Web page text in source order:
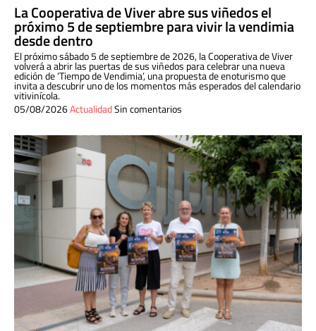
La Cooperativa de Viver abre sus viñedos el
próximo 5 de septiembre para vivir la vendimia
desde dentro
El próximo sábado 5 de septiembre de 2026, la Cooperativa de Viver
volverá a abrir las puertas de sus viñedos para celebrar una nueva
edición de ‘Tiempo de Vendimia’, una propuesta de enoturismo que
invita a descubrir uno de los momentos más esperados del calendario
vitivinícola.
05/08/2026ActualidadSin comentarios